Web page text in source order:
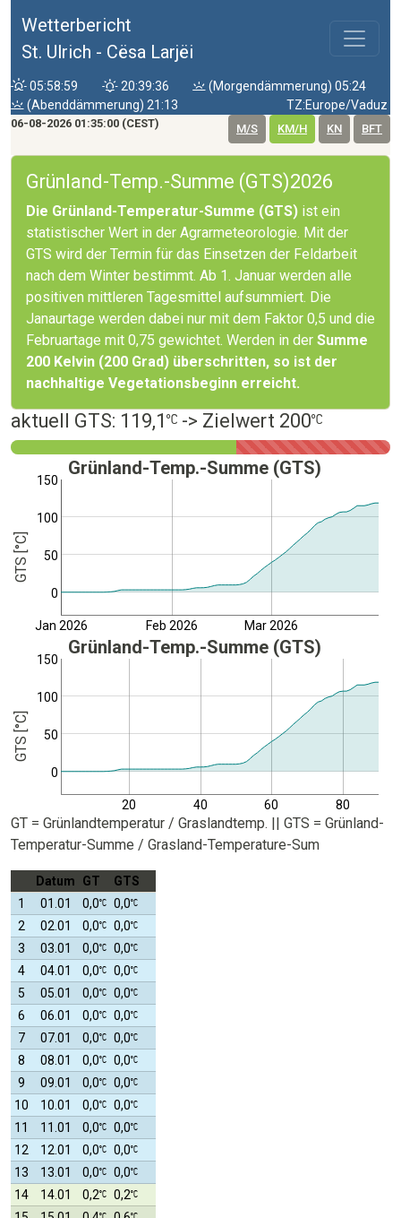
Wetterbericht
St. Ulrich - Cësa Larjëi
05:58:59 20:39:36
(Morgendämmerung) 05:24
(Abenddämmerung) 21:13
TZ:Europe/Vaduz
06-08-2026 01:35:00 (CEST) M/S KM/H KN BFT
Grünland-Temp.-Summe (GTS)2026
Die Grünland-Temperatur-Summe (GTS) ist ein
statistischer Wert in der Agrarmeteorologie. Mit der
GTS wird der Termin für das Einsetzen der Feldarbeit
nach dem Winter bestimmt. Ab 1. Januar werden alle
positiven mittleren Tagesmittel aufsummiert. Die
Janaurtage werden dabei nur mit dem Faktor 0,5 und die
Februartage mit 0,75 gewichtet. Werden in der Summe
200 Kelvin (200 Grad) überschritten, so ist der
nachhaltige Vegetationsbeginn erreicht.
aktuell GTS: 119,1 -> Zielwert 200
Grünland-Temp.-Summe (GTS)
GTS [°C]
0
50
100
150
Jan 2026 Feb 2026 Mar 2026
Grünland-Temp.-Summe (GTS)
GTS [°C]
0
50
100
150
20 40 60 80
GT = Grünlandtemperatur / Graslandtemp. || GTS = Grünland-
Temperatur-Summe / Grasland-Temperature-Sum
Datum GT
GTS
1
01.01 0,0
0,0
2
02.01 0,0
0,0
3
03.01 0,0
0,0
4
04.01 0,0
0,0
5
05.01 0,0
0,0
6
06.01 0,0
0,0
7
07.01 0,0
0,0
8
08.01 0,0
0,0
9
09.01 0,0
0,0
10
10.01 0,0
0,0
11
11.01 0,0
0,0
12
12.01 0,0
0,0
13
13.01 0,0
0,0
14
14.01 0,2
0,2